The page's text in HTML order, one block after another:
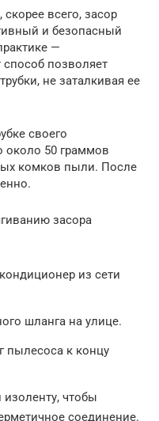
всего, засор
и безопасный
—
позволяет
не заталкивая ее
своего
около 50 граммов
комков пыли. После
засора
из сети
шланга на улице.
пылесоса к концу
изоленту, чтобы
соединение.